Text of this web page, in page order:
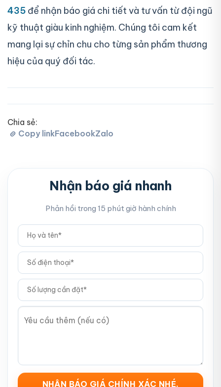
435 để nhận báo giá chi tiết và tư vấn từ đội ngũ
kỹ thuật giàu kinh nghiệm. Chúng tôi cam kết
mang lại sự chỉn chu cho từng sản phẩm thương
hiệu của quý đối tác.
Chia sẻ:
Copy linkFacebookZalo
Nhận báo giá nhanh
Phản hồi trong 15 phút giờ hành chính